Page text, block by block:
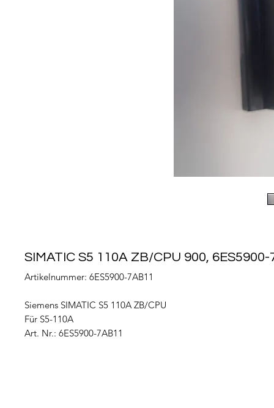
SIMATIC S5 110A ZB/CPU 900,
Artikelnummer: 6ES5900-7AB11
Siemens SIMATIC S5 110A ZB/CPU
Für S5-110A
Art. Nr.: 6ES5900-7AB11